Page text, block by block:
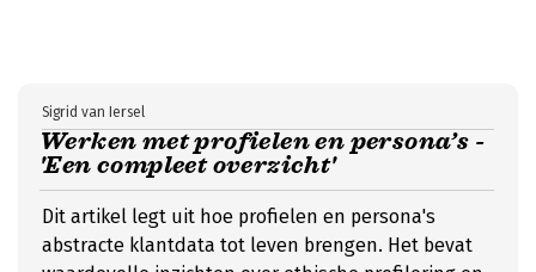
Werken met profielen en persona’s -
'Een compleet overzicht'
Sigrid van Iersel
Dit artikel legt uit hoe profielen en persona's
abstracte klantdata tot leven brengen. Het bevat